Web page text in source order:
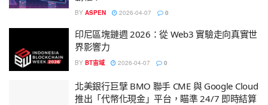
BY ASPEN 2026-04-07 0
印尼區塊鏈週 2026：從 Web3 實驗走向真實世
界影響力
BY BT宙域 2026-04-07 0
北美銀行巨擘 BMO 聯手 CME 與 Google Cloud
推出「代幣化現金」平台，瞄準 24/7 即時結算